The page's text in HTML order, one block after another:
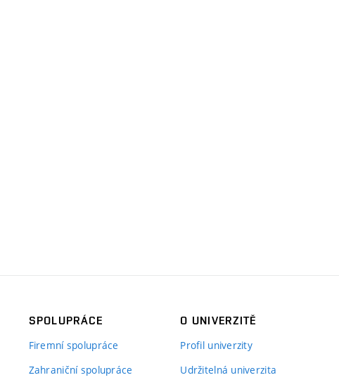
SPOLUPRÁCE
Firemní spolupráce
Zahraniční spolupráce
O UNIVERZITĚ
Profil univerzity
Udržitelná univerzita